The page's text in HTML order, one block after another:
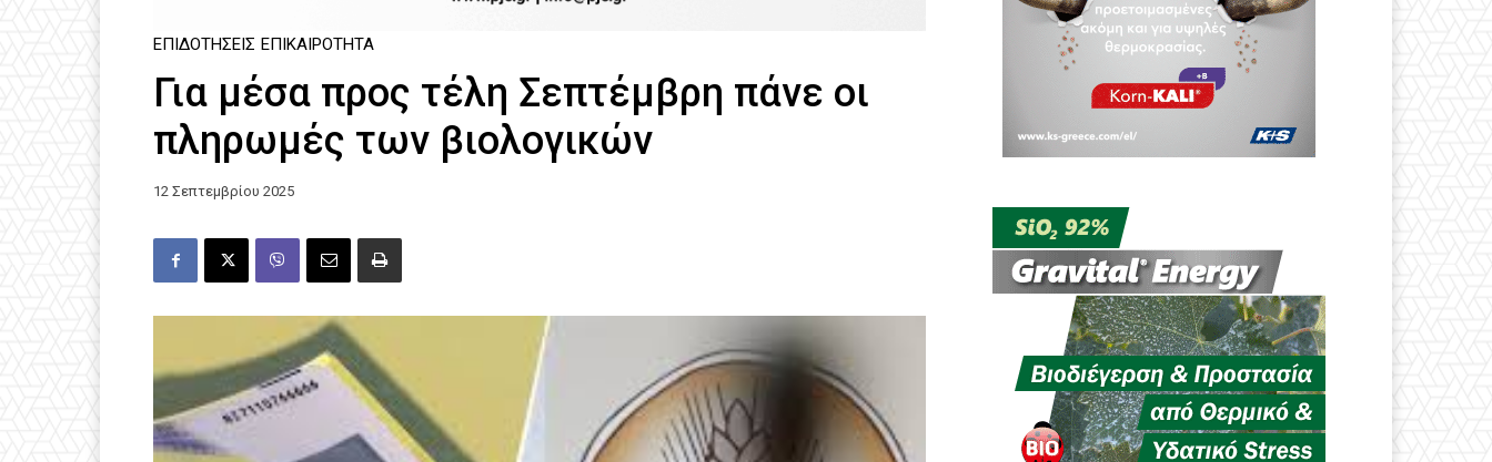
ΕΠΙΔΟΤΉΣΕΙΣ ΕΠΙΚΑΙΡΌΤΗΤΑ
Για μέσα προς τέλη Σεπτέμβρη πάνε οι
πληρωμές των βιολογικών
12 Σεπτεμβρίου 2025